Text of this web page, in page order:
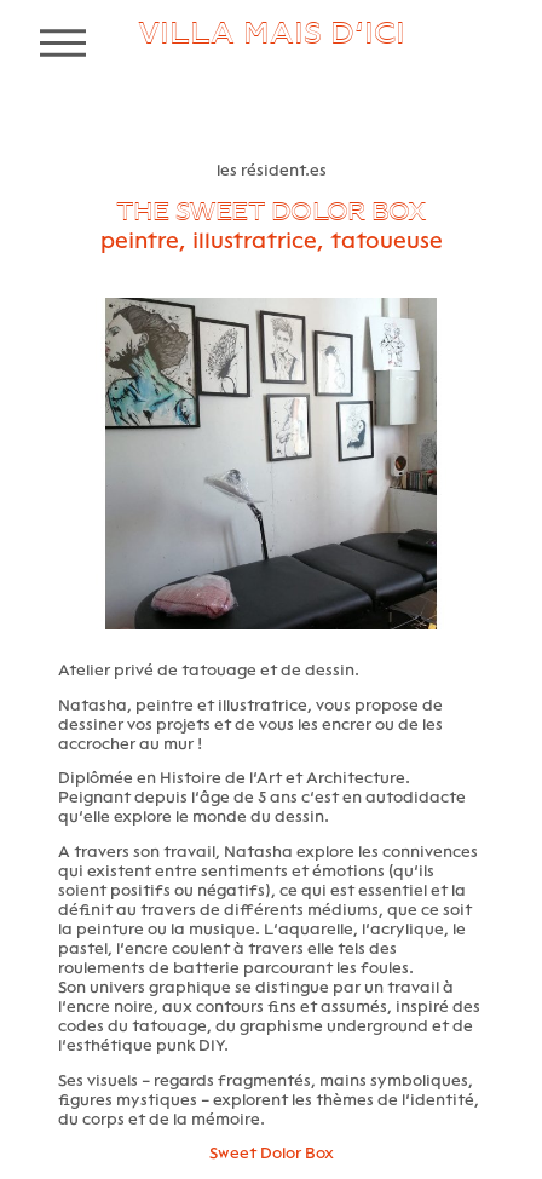
VILLA MAIS D’ICI
MENU
les résident.es
THE SWEET DOLOR BOX
peintre, illustratrice, tatoueuse
Atelier privé de tatouage et de dessin.
Natasha, peintre et illustratrice, vous propose de
dessiner vos projets et de vous les encrer ou de les
accrocher au mur !
Diplômée en Histoire de l’Art et Architecture.
Peignant depuis l’âge de 5 ans c’est en autodidacte
qu’elle explore le monde du dessin.
A travers son travail, Natasha explore les connivences
qui existent entre sentiments et émotions (qu’ils
soient positifs ou négatifs), ce qui est essentiel et la
définit au travers de différents médiums, que ce soit
la peinture ou la musique. L’aquarelle, l’acrylique, le
pastel, l’encre coulent à travers elle tels des
roulements de batterie parcourant les foules.
Son univers graphique se distingue par un travail à
l’encre noire, aux contours fins et assumés, inspiré des
codes du tatouage, du graphisme underground et de
l’esthétique punk DIY.
Ses visuels – regards fragmentés, mains symboliques,
figures mystiques – explorent les thèmes de l’identité,
du corps et de la mémoire.
Sweet Dolor Box